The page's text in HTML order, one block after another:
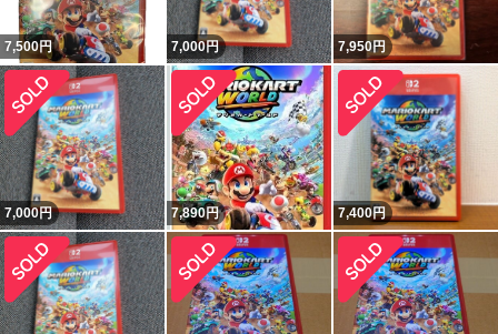
7,500円 7,000円 7,950円
7,000円 7,890円 7,400円